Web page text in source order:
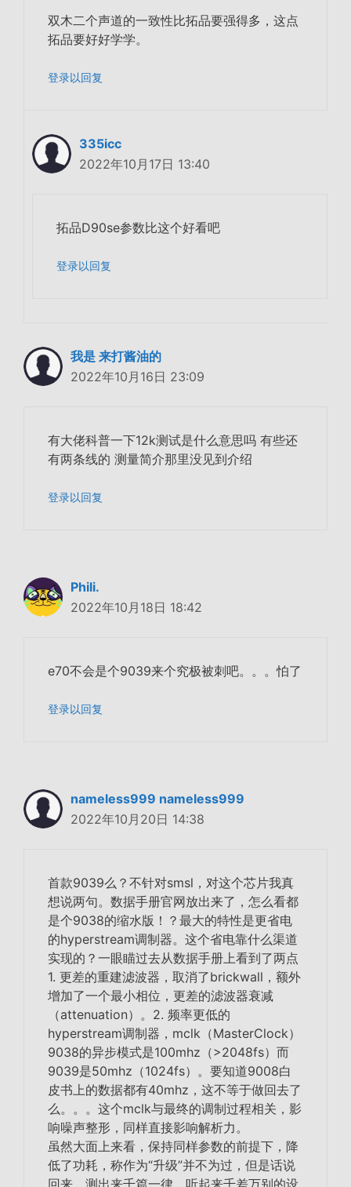
双木二个声道的一致性比拓品要强得多，这点
拓品要好好学学。
登录以回复
335icc
2022年10月17日 13:40
拓品D90se参数比这个好看吧
登录以回复
我是 来打酱油的
2022年10月16日 23:09
有大佬科普一下12k测试是什么意思吗 有些还
有两条线的 测量简介那里没见到介绍
登录以回复
Phili.
2022年10月18日 18:42
e70不会是个9039来个究极被刺吧。。。怕了
登录以回复
nameless999 nameless999
2022年10月20日 14:38
首款9039么？不针对smsl，对这个芯片我真
想说两句。数据手册官网放出来了，怎么看都
是个9038的缩水版！？最大的特性是更省电
的hyperstream调制器。这个省电靠什么渠道
实现的？一眼瞄过去从数据手册上看到了两点
1. 更差的重建滤波器，取消了brickwall ， 额外
增加了一个最小相位， 更差的滤波器衰减
（attenuation） 。2. 频率更低的
hyperstream调制器，mclk（MasterClock）
9038的异步模式是100mhz（>2048fs）而
9039是50mhz（1024fs）。要知道9008白
皮书上的数据都有40mhz，这不等于做回去了
么。。。这个mclk与最终的调制过程相关，影
响噪声整形，同样直接影响解析力。
虽然大面上来看，保持同样参数的前提下，降
低了功耗，称作为“升级”并不为过，但是话说